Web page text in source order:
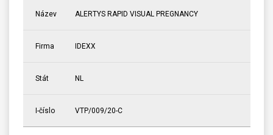
Název ALERTYS RAPID VISUAL PREGNANCY
Firma IDEXX
Stát NL
I-číslo VTP/009/20-C